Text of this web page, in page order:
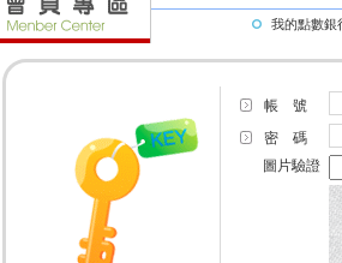
我的點數銀
帳 號
密 碼
圖片驗證